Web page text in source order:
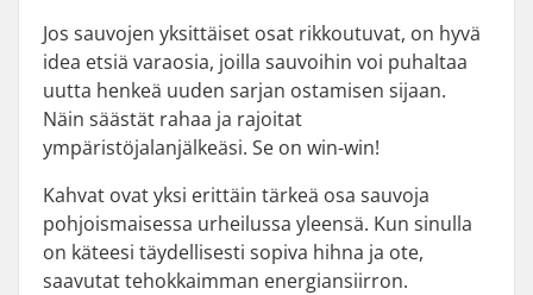
Jos sauvojen yksittäiset osat rikkoutuvat, on hyvä
idea etsiä varaosia, joilla sauvoihin voi puhaltaa
uutta henkeä uuden sarjan ostamisen sijaan.
Näin säästät rahaa ja rajoitat
ympäristöjalanjälkeäsi. Se on win-win!
Kahvat ovat yksi erittäin tärkeä osa sauvoja
pohjoismaisessa urheilussa yleensä. Kun sinulla
on käteesi täydellisesti sopiva hihna ja ote,
saavutat tehokkaimman energiansiirron.